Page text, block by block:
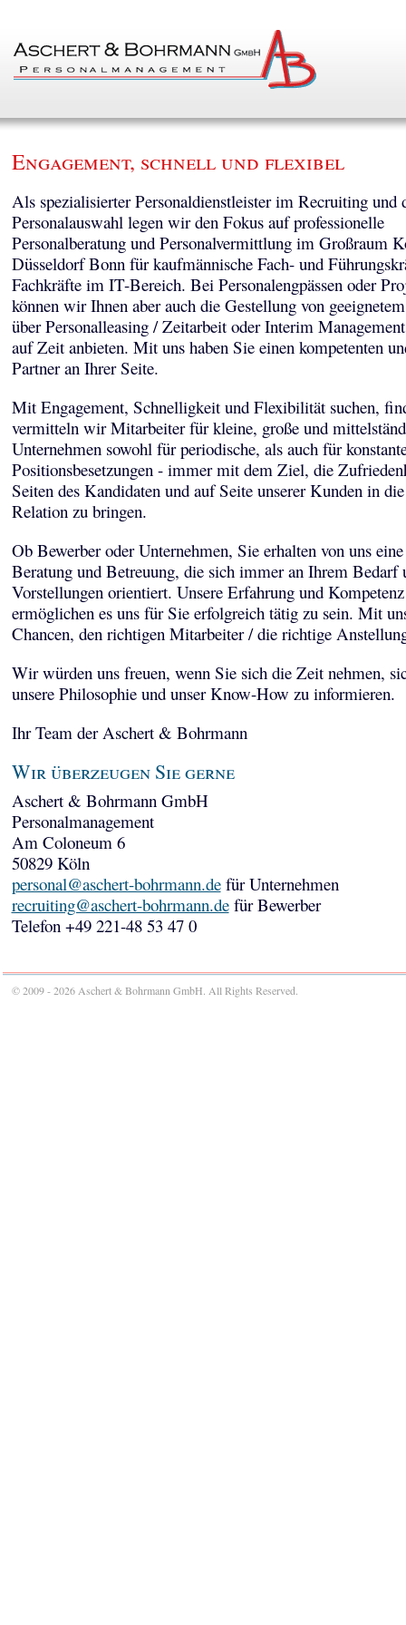
Engagement, schnell und flexibel
Als spezialisierter Personaldienstleister im Recruiting und
Personalauswahl legen wir den Fokus auf professionelle
Personalberatung und Personalvermittlung im Großraum
Düsseldorf Bonn für kaufmännische Fach- und
Fachkräfte im IT-Bereich. Bei Personalengpässen oder
können wir Ihnen aber auch die Gestellung von
über Personalleasing / Zeitarbeit oder Interim
auf Zeit anbieten. Mit uns haben Sie einen kompetenten
Partner an Ihrer Seite.
Mit Engagement, Schnelligkeit und Flexibilität suchen,
vermitteln wir Mitarbeiter für kleine, große und
Unternehmen sowohl für periodische, als auch für
Positionsbesetzungen - immer mit dem Ziel, die
Seiten des Kandidaten und auf Seite unserer Kunden in
Relation zu bringen.
Ob Bewerber oder Unternehmen, Sie erhalten von uns
Beratung und Betreuung, die sich immer an Ihrem Bedarf
Vorstellungen orientiert. Unsere Erfahrung und Kompetenz
ermöglichen es uns für Sie erfolgreich tätig zu sein. Mit
Chancen, den richtigen Mitarbeiter / die richtige
Wir würden uns freuen, wenn Sie sich die Zeit nehmen,
unsere Philosophie und unser Know-How zu informieren.
Ihr Team der Aschert & Bohrmann
Wir überzeugen Sie gerne
Aschert & Bohrmann GmbH
Personalmanagement
Am Coloneum 6
50829 Köln
personal@aschert-bohrmann.defür Unternehmen
recruiting@aschert-bohrmann.defür Bewerber
Telefon +49 221-48 53 47 0
© 2009 - 2026 Aschert & Bohrmann GmbH. All Rights Reserved.